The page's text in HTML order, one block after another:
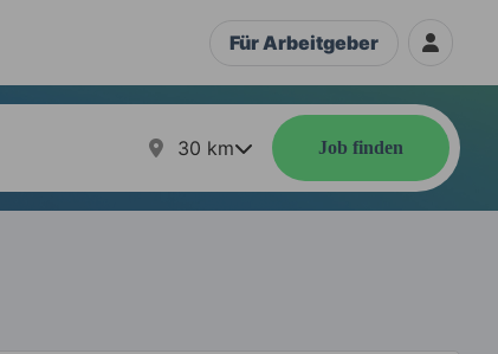
Für Arbeitgeber
30 km Job finden